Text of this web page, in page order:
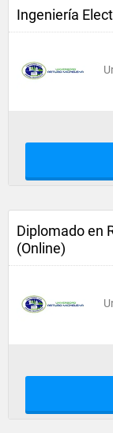
Ingeniería
Diplomado en
(Online)